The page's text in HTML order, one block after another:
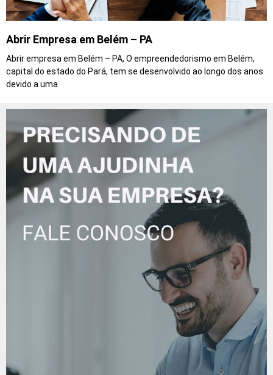
Abrir Empresa em Belém – PA
Abrir empresa em Belém – PA, O empreendedorismo em Belém,
capital do estado do Pará, tem se desenvolvido ao longo dos anos
devido a uma